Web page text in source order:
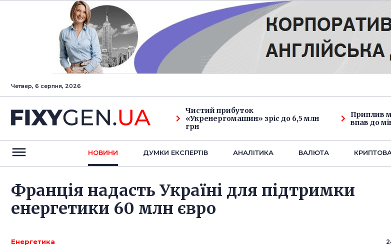
Четвер, 6 серпня, 2026
Чистий прибуток
«Укренергомашин» зріс до 6,5 млн
грн
Приплив
впав до
НОВИНИ ДУМКИ ЕКСПЕРТIВ АНАЛIТИКА ВАЛЮТА
Франція надасть Україні для підтримки
енергетики 60 млн євро
Енергетика